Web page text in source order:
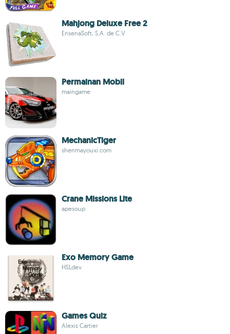
Mahjong Deluxe Free 2
EnsenaSoft, S.A. de C.V
Permainan Mobil
maingame
MechanicTiger
shenmayouxi.com
Crane Missions Lite
apesoup
Exo Memory Game
HSLdev
Games Quiz
Alexis Cartier